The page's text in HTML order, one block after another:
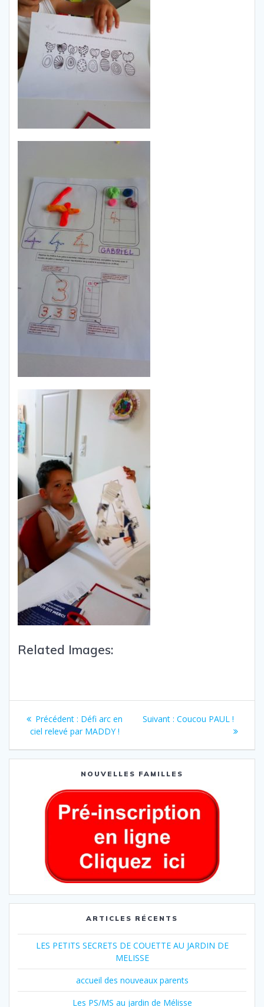
Related Images:
Précédent : Défi arc en
ciel relevé par MADDY !
Suivant : Coucou PAUL !
NOUVELLES FAMILLES
ARTICLES RÉCENTS
LES PETITS SECRETS DE COUETTE AU JARDIN DE
MELISSE
accueil des nouveaux parents
Les PS/MS au jardin de Mélisse